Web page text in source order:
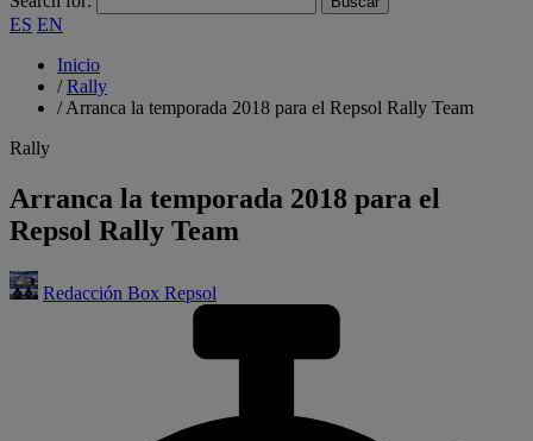
ES EN
Inicio
/Rally
/Arranca la temporada 2018 para el Repsol Rally Team
Rally
Arranca la temporada 2018 para el
Repsol Rally Team
Redacción Box Repsol